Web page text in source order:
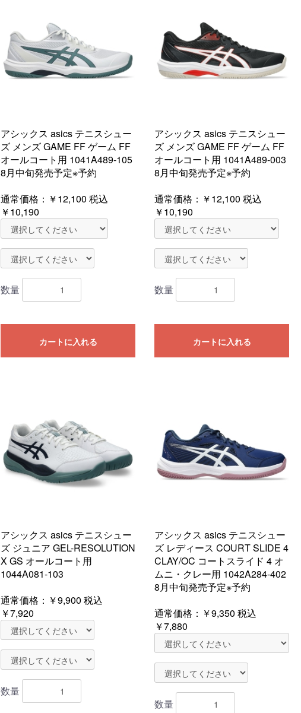
アシックス asics テニスシュー
ズ メンズ GAME FF ゲーム FF
オールコート用 1041A489-105
8月中旬発売予定※予約
通常価格： ￥12,100 税込
￥10,190
数量
カートに入れる
アシックス asics テニスシュー
ズ メンズ GAME FF ゲーム FF
オールコート用 1041A489-003
8月中旬発売予定※予約
通常価格： ￥12,100 税込
￥10,190
数量
カートに入れる
アシックス asics テニスシュー
ズ ジュニア GEL-RESOLUTION
X GS オールコート用
1044A081-103
通常価格： ￥9,900 税込
￥7,920
数量
アシックス asics テニスシュー
ズ レディース COURT SLIDE 4
CLAY/OC コートスライド 4 オ
ムニ・クレー用 1042A284-402
8月中旬発売予定※予約
通常価格： ￥9,350 税込
￥7,880
数量